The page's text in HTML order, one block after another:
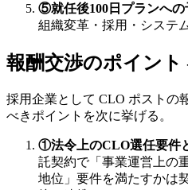
⑤就任後100日プランへの
組織変革・採用・システ
報酬交渉のポイン
採用企業として CLO ポストの
べきポイントを次に挙げる。
①法令上のCLO選任要件
託契約で「事業運営上の
地位」要件を満たすかは